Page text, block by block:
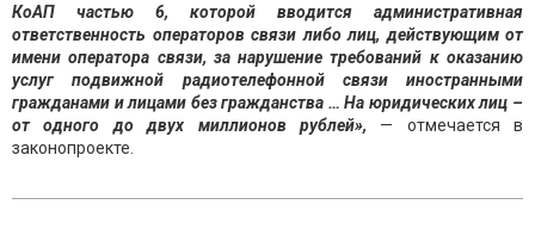
КоАП частью 6, которой вводится административная
ответственность операторов связи либо лиц, действующим от
имени оператора связи, за нарушение требований к оказанию
услуг подвижной радиотелефонной связи иностранными
гражданами и лицами без гражданства … На юридических лиц –
от одного до двух миллионов рублей», — отмечается в
законопроекте.